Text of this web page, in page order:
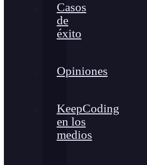
Casos
de
éxito
Opiniones
KeepCoding
en los
medios